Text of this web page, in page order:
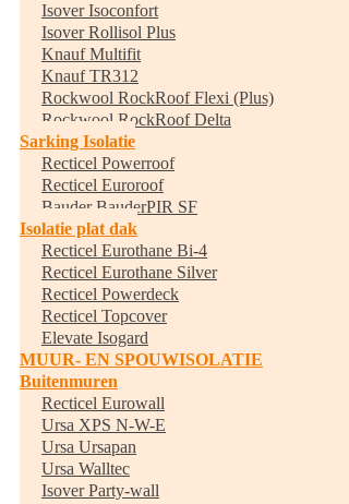
Isover Isoconfort
Isover Rollisol Plus
Knauf Multifit
Knauf TR312
Rockwool RockRoof Flexi (Plus)
Rockwool RockRoof Delta
Sarking Isolatie
Recticel Powerroof
Recticel Euroroof
Bauder BauderPIR SF
Isolatie plat dak
Recticel Eurothane Bi-4
Recticel Eurothane Silver
Recticel Powerdeck
Recticel Topcover
Elevate Isogard
MUUR- EN SPOUWISOLATIE
Buitenmuren
Recticel Eurowall
Ursa XPS N-W-E
Ursa Ursapan
Ursa Walltec
Isover Party-wall